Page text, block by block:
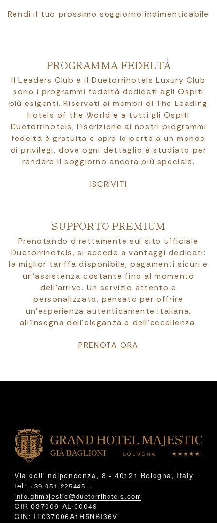
Rendi il tuo prossimo soggiorno indimenticabile
PROGRAMMA FEDELTÀ
Il Leaders Club e il Duetorrihotels Luxury Club
sono i programmi fedeltà dedicati agli Ospiti
più esigenti. Riservati ai membri di The Leading
Hotels of the World e a tutti gli Ospiti
Duetorrihotels, l’iscrizione ai nostri programmi
fedeltà è gratuita e apre le porte a un mondo
di privilegi, dove ogni dettaglio è studiato per
rendere il soggiorno ancora più speciale.
ISCRIVITI
SUPPORTO PREMIUM
Prenotando direttamente sul sito ufficiale
Duetorrihotels, si accede a vantaggi dedicati:
la miglior tariffa disponibile, pagamenti sicuri e
un’assistenza costante fino al momento
dell’arrivo. Un servizio attento e
personalizzato, pensato per offrire
un’esperienza autenticamente italiana,
all’insegna dell’eleganza e dell’eccellenza.
PRENOTA ORA
Via dell'Indipendenza, 8 - 40121 Bologna, Italy
tel: +39 051 225445 -
info.ghmajestic@duetorrihotels.com
CIR 037006-AL-00049
CIN: IT037006A1H5NBI36V